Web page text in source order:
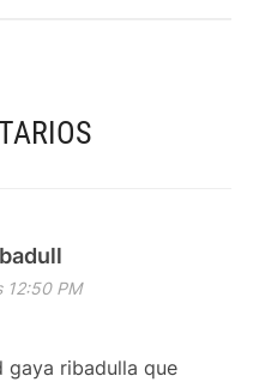
12:50 PM
gaya ribadulla que